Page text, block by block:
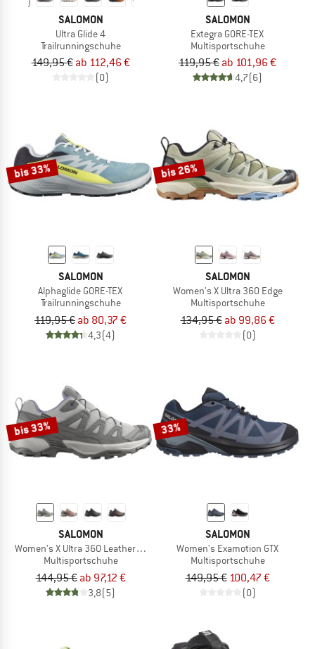
SALOMON
Ultra Glide 4
Trailrunningschuhe
149,95 € ab 112,46 €
(0)
SALOMON
Extegra GORE-TEX
Multisportschuhe
119,95 € ab 101,96 €
4,7(6)
bis 33%
SALOMON
Alphaglide GORE-TEX
Trailrunningschuhe
119,95 € ab 80,37 €
4,3(4)
bis 26%
SALOMON
Women's X Ultra 360 Edge
Multisportschuhe
134,95 € ab 99,86 €
(0)
bis 33%
SALOMON
Women's X Ultra 360 Leather GORE-TEX
Multisportschuhe
144,95 € ab 97,12 €
3,8(5)
33%
SALOMON
Women's Examotion GTX
Multisportschuhe
149,95 € 100,47 €
(0)